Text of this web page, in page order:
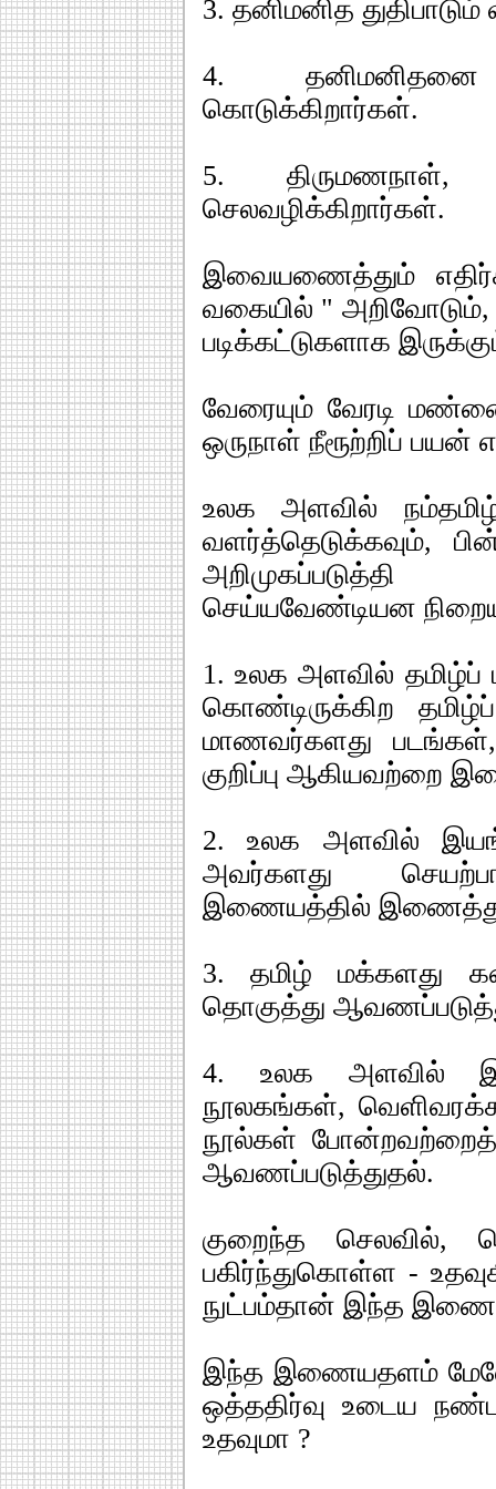
3. தனிமனித
4.
கொடுக்கிறார்கள்.
5. திருமணநாள்,
செலவழிக்கிறார்கள்.
இவையணைத்தும்
வகையில் "
படிக்கட்டுகளாக
வேரையும் வேரடி
ஒருநாள் நீரூற்றிப் பயன்
உலக அளவில்
வளர்த்தெடுக்கவும்,
செய்யவேண்டியன
1. உலக அளவில் தமிழ்ப்
கொண்டிருக்கிற
மாணவர்களது படங்கள்,
குறிப்பு ஆகியவற்றை
2. உலக அளவில்
அவர்களது
இணையத்தில்
3. தமிழ் மக்களது
தொகுத்து
4. உலக அளவில்
நூலகங்கள்,
நூல்கள் போன்றவற்றைத்
ஆவணப்படுத்துதல்.
குறைந்த செலவில்,
பகிர்ந்துகொள்ள -
நுட்பம்தான் இந்த
இந்த இணையதளம் மேலே
ஒத்ததிர்வு உடைய
உதவுமா ?